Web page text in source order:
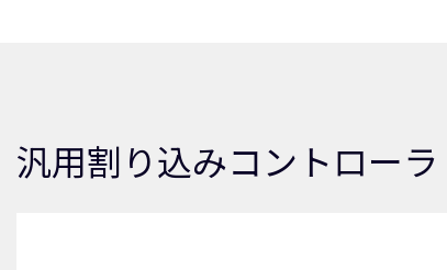
汎用割り込みコントローラ